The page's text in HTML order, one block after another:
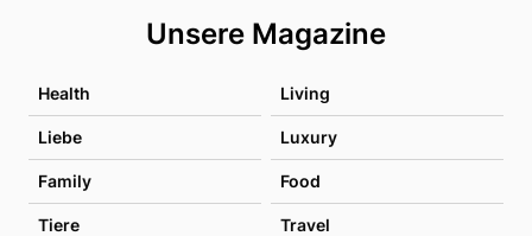
Unsere Magazine
Health Living
Liebe Luxury
Family Food
Tiere Travel